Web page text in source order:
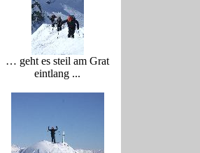
… geht es steil am Grat
eintlang ...